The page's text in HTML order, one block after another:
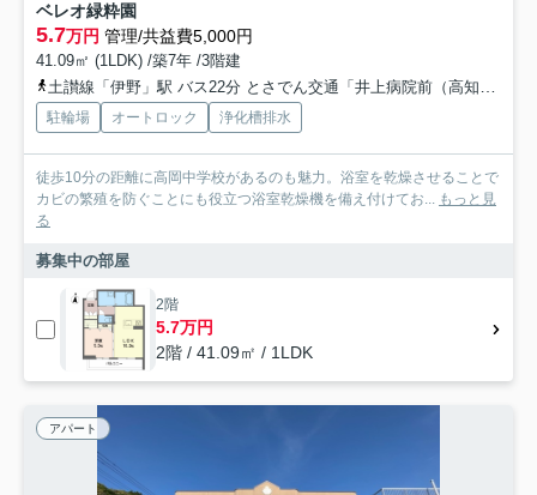
ベレオ緑粋園
5.7万円 管理/共益費5,000円
41.09㎡ (1LDK) /築7年 /3階建
土讃線「伊野」駅 バス22分 とさでん交通「井上病院前（高知県）」 停歩9分
駐輪場 オートロック 浄化槽排水
徒歩10分の距離に高岡中学校があるのも魅力。浴室を乾燥させることで
カビの繁殖を防ぐことにも役立つ浴室乾燥機を備え付けてお... もっと見
る
募集中の部屋
2階
5.7万円
2階 / 41.09㎡ / 1LDK
アパート